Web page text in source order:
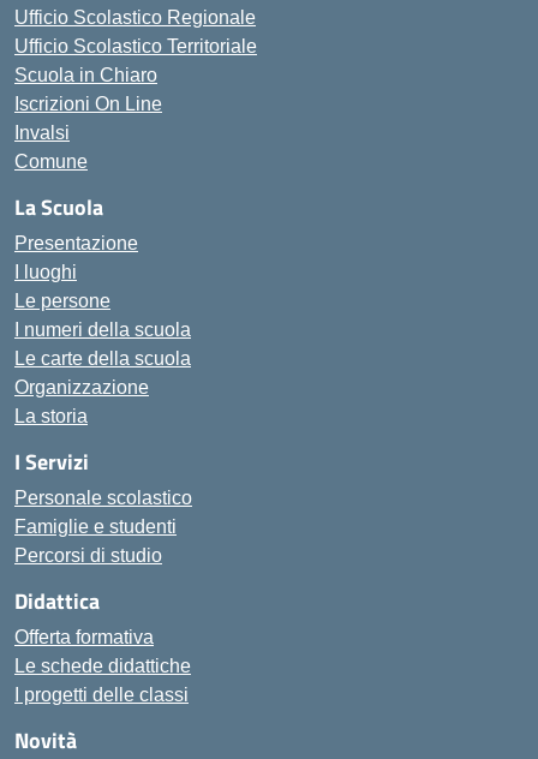
Ufficio Scolastico Regionale
Ufficio Scolastico Territoriale
Scuola in Chiaro
Iscrizioni On Line
Invalsi
Comune
La Scuola
Presentazione
I luoghi
Le persone
I numeri della scuola
Le carte della scuola
Organizzazione
La storia
I Servizi
Personale scolastico
Famiglie e studenti
Percorsi di studio
Didattica
Offerta formativa
Le schede didattiche
I progetti delle classi
Novità